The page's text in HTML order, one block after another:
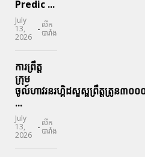
Predic ...
July
13,
2026
- លីក
បារាំង
ការព្រឹត្ត
ក្រុម
ចូល៍ហាវរនរហ្គិដសួស្ផព្រឹត្តត្រូន៣០
...
July
13,
2026
- លីក
បារាំង